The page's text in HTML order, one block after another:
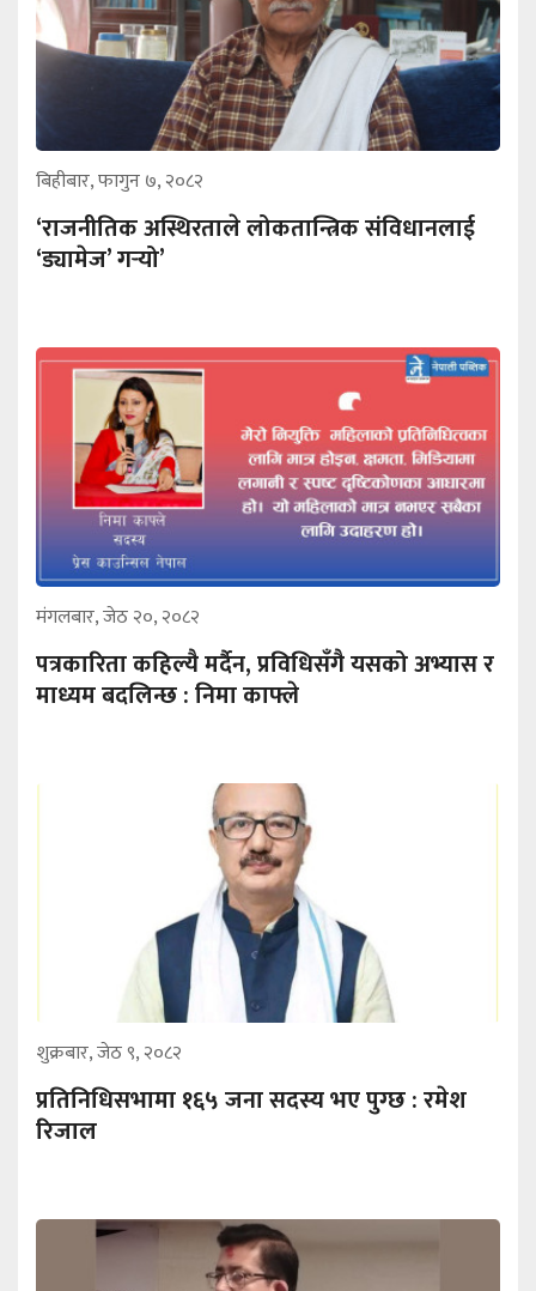
बिहीबार, फागुन ७, २०८२
‘राजनीतिक अस्थिरताले लोकतान्त्रिक संविधानलाई
‘ड्यामेज’ गर्‍यो’
मंगलबार, जेठ २०, २०८२
पत्रकारिता कहिल्यै मर्दैन, प्रविधिसँगै यसको अभ्यास र
माध्यम बदलिन्छ : निमा काफ्ले
शुक्रबार, जेठ ९, २०८२
प्रतिनिधिसभामा १६५ जना सदस्य भए पुग्छ : रमेश
रिजाल